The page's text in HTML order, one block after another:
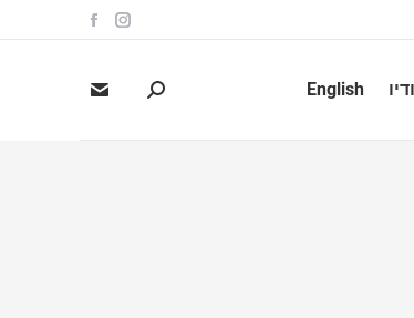
English
Search: